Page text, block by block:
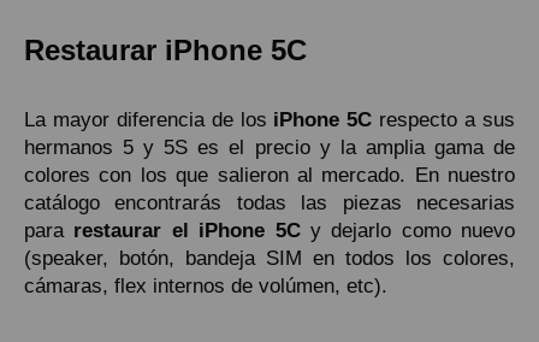
Restaurar iPhone 5C
La mayor diferencia de los iPhone 5C respecto a sus
hermanos 5 y 5S es el precio y la amplia gama de
colores con los que salieron al mercado. En nuestro
catálogo encontrarás todas las piezas necesarias
para restaurar el iPhone 5Cy dejarlo como nuevo
(speaker, botón, bandeja SIM en todos los colores,
cámaras, flex internos de volúmen, etc).